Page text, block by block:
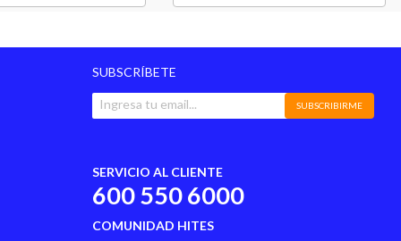
SUBSCRÍBETE
SUBSCRIBIRME
SERVICIO AL CLIENTE
600 550 6000
COMUNIDAD HITES